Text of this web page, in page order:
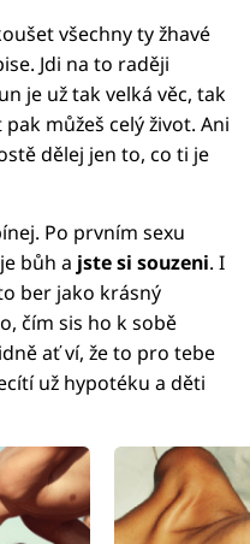
všechny ty žhavé
Jdi na to raději
je už tak velká věc, tak
můžeš celý život. Ani
dělej jen to, co ti je
Po prvním sexu
bůh a jste si souzeni. I
ber jako krásný
čím sis ho k sobě
ať ví, že to pro tebe
už hypotéku a děti